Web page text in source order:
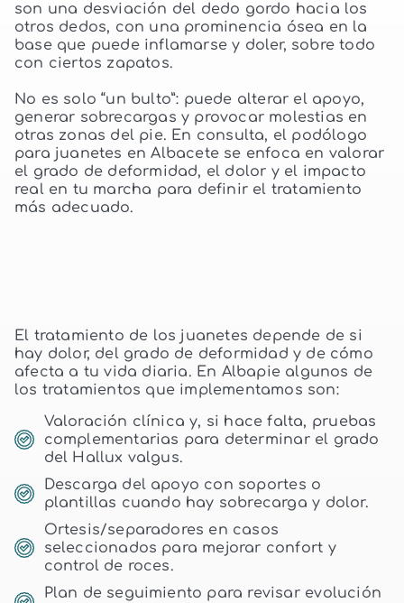
son una desviación del dedo gordo hacia los
otros dedos, con una prominencia ósea en la
base que puede inflamarse y doler, sobre todo
con ciertos zapatos.
No es solo “un bulto”: puede alterar el apoyo,
generar sobrecargas y provocar molestias en
otras zonas del pie. En consulta, el podólogo
para juanetes en Albacete se enfoca en valorar
el grado de deformidad, el dolor y el impacto
real en tu marcha para definir el tratamiento
más adecuado.
El tratamiento de los juanetes depende de si
hay dolor, del grado de deformidad y de cómo
afecta a tu vida diaria. En Albapie algunos de
los tratamientos que implementamos son:
Valoración clínica y, si hace falta, pruebas
complementarias para determinar el grado
del Hallux valgus.
Descarga del apoyo con soportes o
plantillas cuando hay sobrecarga y dolor.
Ortesis/separadores en casos
seleccionados para mejorar confort y
control de roces.
Plan de seguimiento para revisar evolución